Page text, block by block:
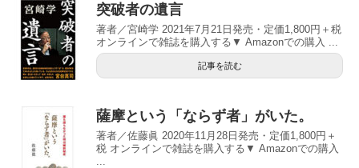
突破者の遺言
著者／宮崎学 2021年7月21日発売・定価1,800円＋税
オンラインで雑誌を購入する▼ Amazonでの購入 ...
記事を読む
薩摩という「ならず者」がいた。
著者／佐藤眞 2020年11月28日発売・定価1,800円＋
税 オンラインで雑誌を購入する▼ Amazonでの購入